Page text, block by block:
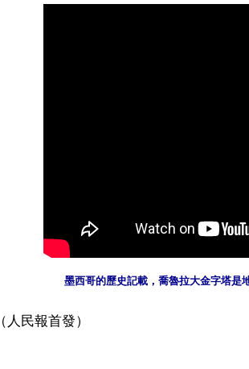
墨西哥的歷史記載，喬魯拉大金字塔是
（人民報首發）